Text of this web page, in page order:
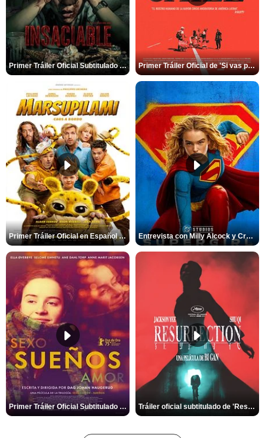
Primer Tráiler Oficial Subtitulado de 'Insaciable' Primer Tráiler Oficial de 'Si vas para Chile'
Primer Tráiler Oficial en Español de 'Marsupilami: Caos a Bordo' Entrevista con Milly Alcock y Craig Gillespie por 'Supergirl'
Primer Tráiler Oficial Subtitulado de 'Sueños (Sexo - Amor)' Tráiler oficial subtitulado de 'Resurrection'